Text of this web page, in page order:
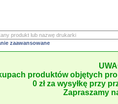
zaawansowane
produktów objętych
0 zł za wysyłkę przy
Zapraszamy